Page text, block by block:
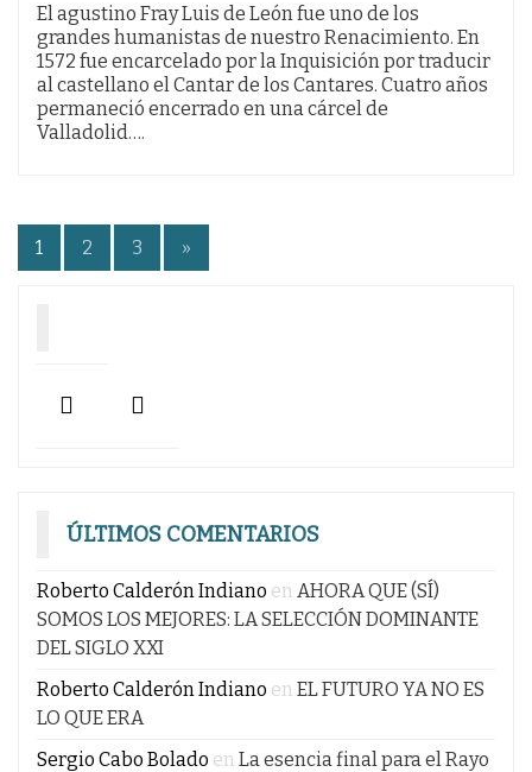
El agustino Fray Luis de León fue uno de los
grandes humanistas de nuestro Renacimiento. En
1572 fue encarcelado por la Inquisición por traducir
al castellano el Cantar de los Cantares. Cuatro años
permaneció encerrado en una cárcel de
Valladolid….
Paginación
1 2 3 »
ÚLTIMOS COMENTARIOS
Roberto Calderón Indiano en AHORA QUE (SÍ)
SOMOS LOS MEJORES: LA SELECCIÓN DOMINANTE
DEL SIGLO XXI
Roberto Calderón Indiano en EL FUTURO YA NO ES
LO QUE ERA
Sergio Cabo Bolado en La esencia final para el Rayo